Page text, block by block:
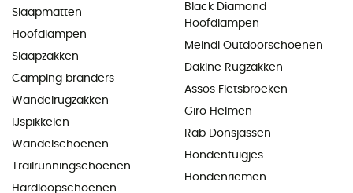
Slaapmatten
Hoofdlampen
Slaapzakken
Camping branders
Wandelrugzakken
IJspikkelen
Wandelschoenen
Trailrunningschoenen
Hardloopschoenen
Black Diamond
Hoofdlampen
Meindl Outdoorschoenen
Dakine Rugzakken
Assos Fietsbroeken
Giro Helmen
Rab Donsjassen
Hondentuigjes
Hondenriemen